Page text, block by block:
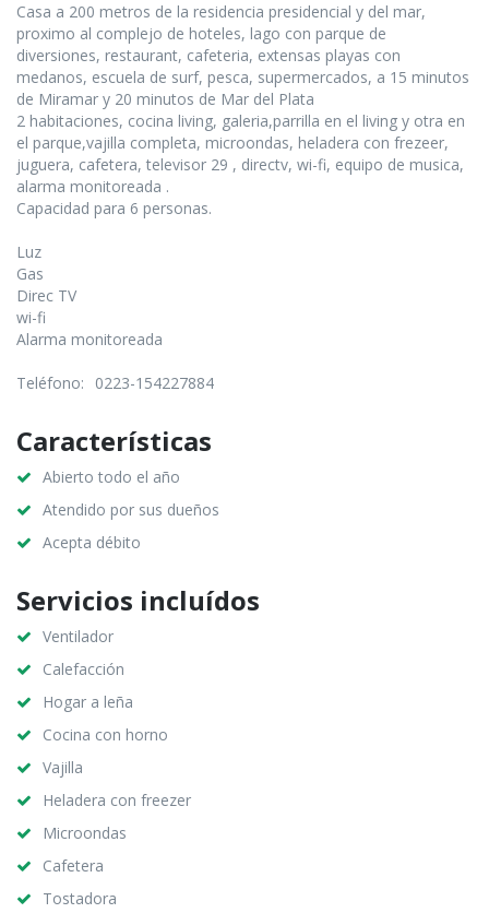
Casa a 200 metros de la residencia presidencial y del mar,
proximo al complejo de hoteles, lago con parque de
diversiones, restaurant, cafeteria, extensas playas con
medanos, escuela de surf, pesca, supermercados, a 15 minutos
de Miramar y 20 minutos de Mar del Plata
2 habitaciones, cocina living, galeria,parrilla en el living y otra en
el parque,vajilla completa, microondas, heladera con frezeer,
juguera, cafetera, televisor 29 , directv, wi-fi, equipo de musica,
alarma monitoreada .
Capacidad para 6 personas.
Luz
Gas
Direc TV
wi-fi
Alarma monitoreada
Teléfono: 0223-154227884
Características
Abierto todo el año
Atendido por sus dueños
Acepta débito
Servicios incluídos
Ventilador
Calefacción
Hogar a leña
Cocina con horno
Vajilla
Heladera con freezer
Microondas
Cafetera
Tostadora